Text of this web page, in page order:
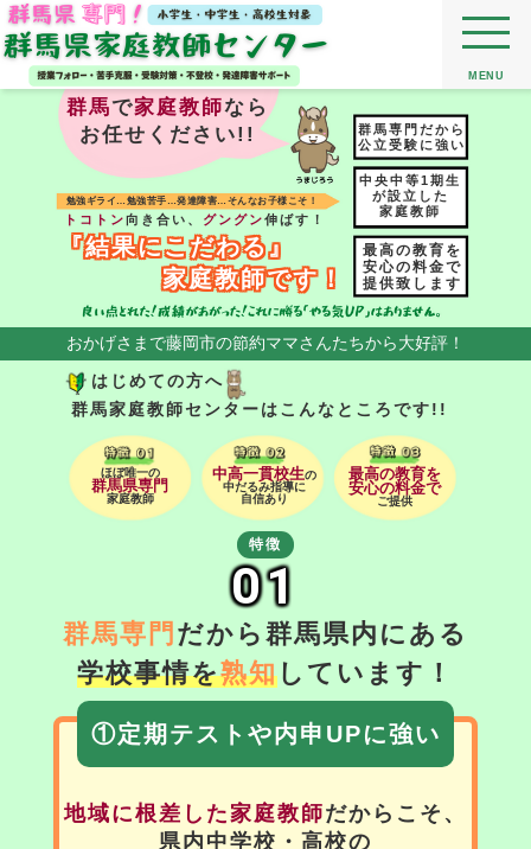
MENU
群馬で家庭教師なら
お任せください!!
勉強ギライ…勉強苦手…発達障害…そんなお子様こそ！
トコトン向き合い、 グングン伸ばす！
『結果にこだわる』
家庭教師です！
群馬専門だから
公立受験に強い
中央中等1期生
が設立した
家庭教師
最高の教育を
安心の料金で
提供致します
おかげさまで藤岡市の節約ママさんたちから大好評！
はじめての方へ
群馬家庭教師センターはこんなところです!!
ほぼ唯一の
群馬県専門
家庭教師
中高一貫校生の
中だるみ指導に
自信あり
最高の教育を
安心の料金で
ご提供
特徴
01
群馬専門 だから群馬県内にある
学校事情を熟知しています！
①定期テストや内申UPに強い
地域に根差した家庭教師だからこそ、
県内中学校・高校の